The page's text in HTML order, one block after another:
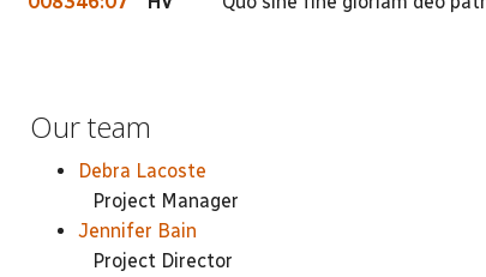
Our team
Debra Lacoste
Project Manager
Jennifer Bain
Project Director